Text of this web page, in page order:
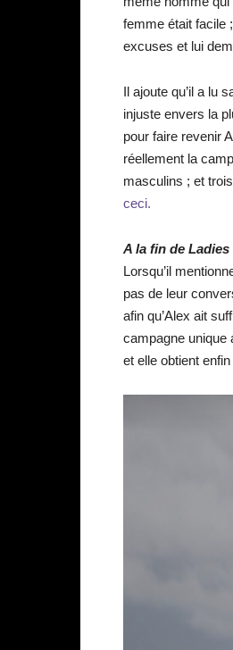
femme était facile
excuses et lui
Il ajoute qu’il a lu
injuste envers la
pour faire revenir
réellement la
masculins ; et
ceci.
A la fin de Ladies
Lorsqu’il
pas de leur
afin qu’Alex ait
campagne unique
et elle obtient enfin